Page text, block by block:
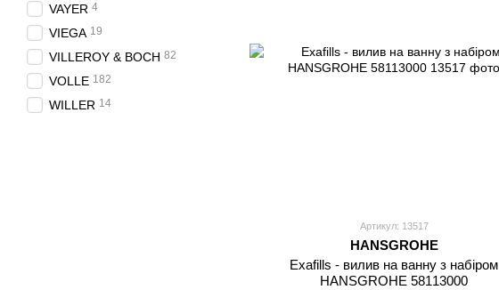
Артикул: 13517
HANSGROHE
Exafills - вилив на ванну з набіром
HANSGROHE 58113000
VAYER 4
VIEGA 19
VILLEROY & BOCH 82
VOLLE 182
WILLER 14